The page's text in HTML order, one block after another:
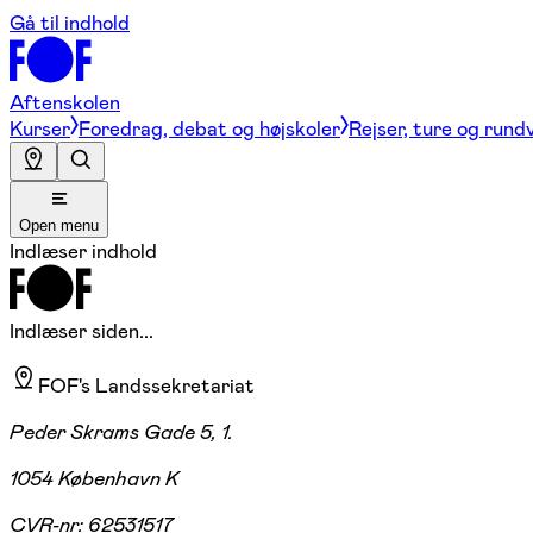
Gå til indhold
Aftenskolen
Kurser Foredrag, debat og højskoler Rejser, ture og
Open menu
Indlæser indhold
Indlæser siden...
FOF's Landssekretariat
Peder Skrams Gade 5, 1.
1054 København K
CVR-nr: 62531517